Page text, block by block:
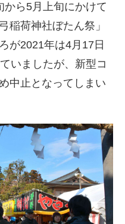
から5月上旬にかけて
稲荷神社ぼたん祭」
が2021年は4月17日
いましたが、新型コ
中止となってしまい